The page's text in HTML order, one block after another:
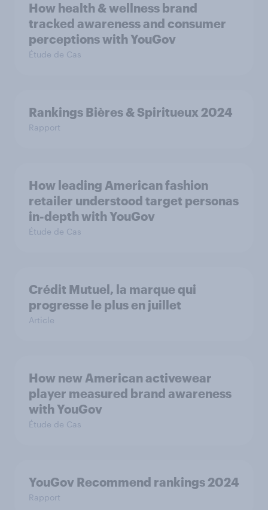
How health & wellness brand
tracked awareness and consumer
perceptions with YouGov
Étude de Cas
Rankings Bières & Spiritueux 2024
Rapport
How leading American fashion
retailer understood target personas
in-depth with YouGov
Étude de Cas
Crédit Mutuel, la marque qui
progresse le plus en juillet
Article
How new American activewear
player measured brand awareness
with YouGov
Étude de Cas
YouGov Recommend rankings 2024
Rapport